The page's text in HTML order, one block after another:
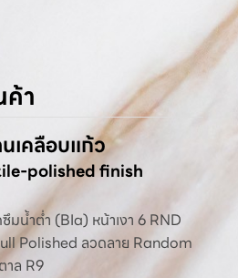
ค้า
เคลือบแก้ว
polished finish
มน้ำต่ำ (BIa) หน้าเงา 6 RND
Polished ลวดลาย Random
าล R9